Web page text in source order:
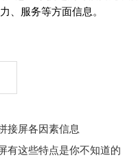
、服务等方面信息。
接屏各因素信息
有这些特点是你不知道的